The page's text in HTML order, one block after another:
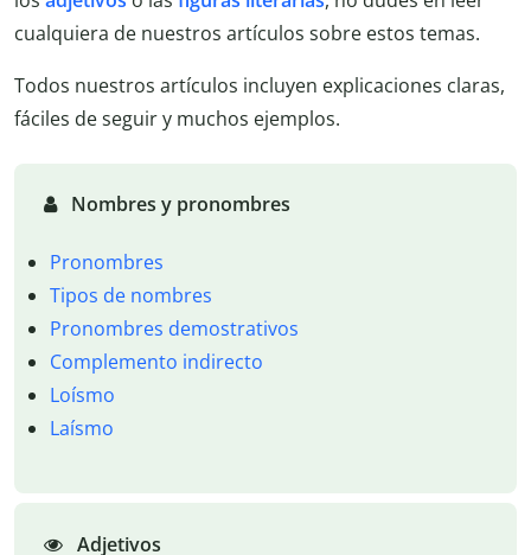
cualquiera de nuestros artículos sobre estos temas.
Todos nuestros artículos incluyen explicaciones claras,
fáciles de seguir y muchos ejemplos.
Nombres y pronombres
Pronombres
Tipos de nombres
Pronombres demostrativos
Complemento indirecto
Loísmo
Laísmo
Adjetivos